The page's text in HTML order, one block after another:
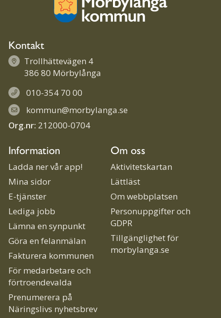
Kontakt
Trollhättevägen 4
386 80 Mörbylånga
010-354 70 00
kommun@morbylanga.se
Org.nr: 212000-0704
Information
Ladda ner vår app!
Mina sidor
E-tjänster
Lediga jobb
Lämna en synpunkt
Göra en felanmälan
Fakturera kommunen
För medarbetare och
förtroendevalda
Prenumerera på
Näringslivs nyhetsbrev
Om oss
Aktivitetskartan
Lättläst
Om webbplatsen
Personuppgifter och
GDPR
Tillgänglighet för
morbylanga.se